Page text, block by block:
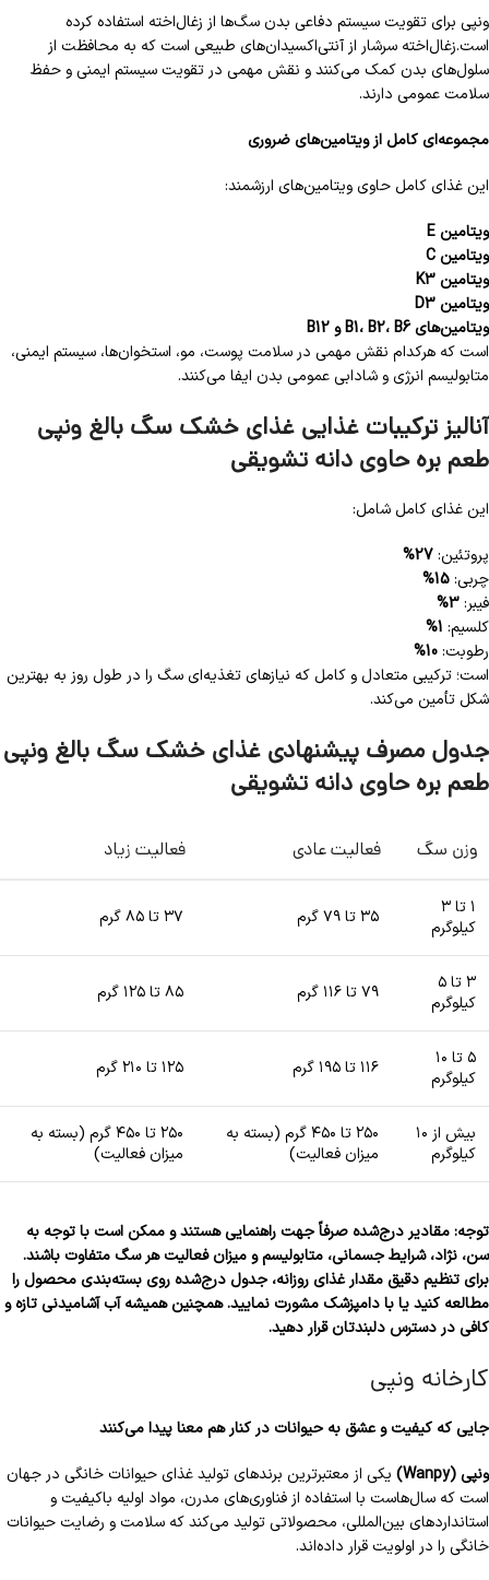
ونپی برای تقویت سیستم دفاعی بدن سگ‌ها از زغال‌اخته استفاده کرده
است.زغال‌اخته سرشار از آنتی‌اکسیدان‌های طبیعی است که به محافظت از
سلول‌های بدن کمک می‌کنند و نقش مهمی در تقویت سیستم ایمنی و حفظ
سلامت عمومی دارند.
مجموعه‌ای کامل از ویتامین‌های ضروری
این غذای کامل حاوی ویتامین‌های ارزشمند:
ویتامین E
ویتامین C
ویتامین K3
ویتامین D3
ویتامین‌های B1، B2، B6 و B12
است که هرکدام نقش مهمی در سلامت پوست، مو، استخوان‌ها، سیستم ایمنی،
متابولیسم انرژی و شادابی عمومی بدن ایفا می‌کنند.
آنالیز ترکیبات غذایی غذای خشک سگ بالغ ونپی
طعم بره حاوی دانه تشویقی
این غذای کامل شامل:
پروتئین:27%
چربی:15%
فیبر:3%
کلسیم: 1%
رطوبت:10%
است؛ ترکیبی متعادل و کامل که نیازهای تغذیه‌ای سگ را در طول روز به بهترین
شکل تأمین می‌کند.
جدول مصرف پیشنهادی غذای خشک سگ بالغ ونپی
طعم بره حاوی دانه تشویقی
وزن سگ فعالیت عادی فعالیت زیاد
۱ تا ۳
کیلوگرم
۳۵ تا ۷۹ گرم ۳۷ تا ۸۵ گرم
۳ تا ۵
کیلوگرم
۷۹ تا ۱۱۶ گرم ۸۵ تا ۱۲۵ گرم
۵ تا ۱۰
کیلوگرم
۱۱۶ تا ۱۹۵ گرم ۱۲۵ تا ۲۱۰ گرم
بیش از ۱۰
کیلوگرم
۲۵۰ تا ۴۵۰ گرم (بسته به
میزان فعالیت)
۲۵۰ تا ۴۵۰ گرم (بسته به
میزان فعالیت)
توجه: مقادیر درج‌شده صرفاً جهت راهنمایی هستند و ممکن است با توجه به
سن، نژاد، شرایط جسمانی، متابولیسم و میزان فعالیت هر سگ متفاوت باشند.
برای تنظیم دقیق مقدار غذای روزانه، جدول درج‌شده روی بسته‌بندی محصول را
مطالعه کنید یا با دامپزشک مشورت نمایید. همچنین همیشه آب آشامیدنی تازه و
کافی در دسترس دلبندتان قرار دهید.
کارخانه ونپی
جایی که کیفیت و عشق به حیوانات در کنار هم معنا پیدا می‌کنند
ونپی (Wanpy)
یکی از معتبرترین برندهای تولید غذای حیوانات خانگی در جهان
است که سال‌هاست با استفاده از فناوری‌های مدرن، مواد اولیه باکیفیت و
استانداردهای بین‌المللی، محصولاتی تولید می‌کند که سلامت و رضایت حیوانات
خانگی را در اولویت قرار داده‌اند.